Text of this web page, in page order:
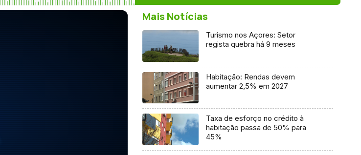
Mais Notícias
Turismo nos Açores: Setor
regista quebra há 9 meses
Habitação: Rendas devem
aumentar 2,5% em 2027
Taxa de esforço no crédito à
habitação passa de 50% para
45%